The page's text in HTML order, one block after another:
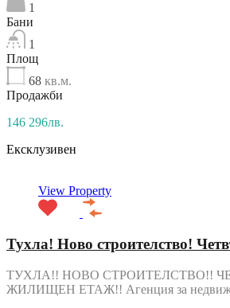
1
Бани
1
Площ
68 кв.м.
Продажби
146 296лв.
Ексклузивен
View Property
Тухла! Ново строителство!
ТУХЛА!! НОВО СТРОИТЕЛСТВО!!
ЖИЛИЩЕН ЕТАЖ!! Агенция за